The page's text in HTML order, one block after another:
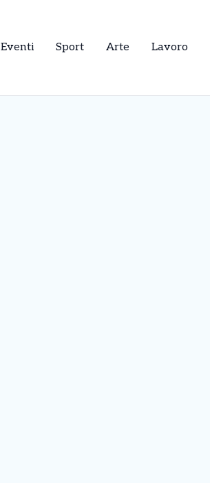
Eventi Sport Arte Lavoro